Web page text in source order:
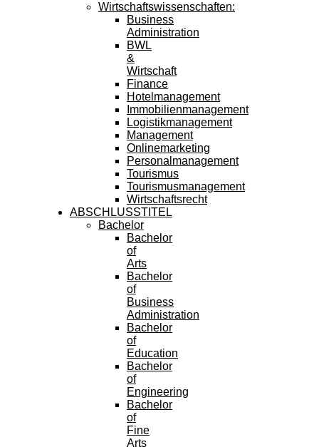
Wirtschaftswissenschaften:
Business
Administration
BWL
&
Wirtschaft
Finance
Hotelmanagement
Immobilienmanagement
Logistikmanagement
Management
Onlinemarketing
Personalmanagement
Tourismus
Tourismusmanagement
Wirtschaftsrecht
ABSCHLUSSTITEL
Bachelor
Bachelor
of
Arts
Bachelor
of
Business
Administration
Bachelor
of
Education
Bachelor
of
Engineering
Bachelor
of
Fine
Arts